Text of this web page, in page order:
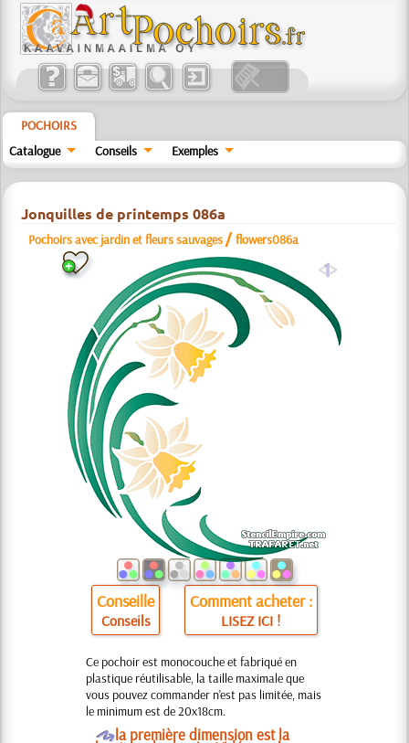
POCHOIRS
Catalogue
Conseils Exemples
Jonquilles de printemps 086a
Pochoirs avec jardin et fleurs sauvages /flowers086a
a
Conseille
Conseils
Comment acheter :
LISEZ ICI !
Ce pochoir est monocouche et fabriqué en
plastique réutilisable, la taille maximale que
vous pouvez commander n'est pas limitée, mais
le minimum est de 20x18cm.
Ola première dimension est la